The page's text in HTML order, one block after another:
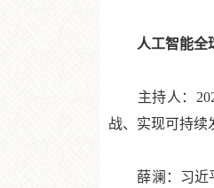
人工智能全
主持人：2025
战、实现可持续
薛澜：习近平